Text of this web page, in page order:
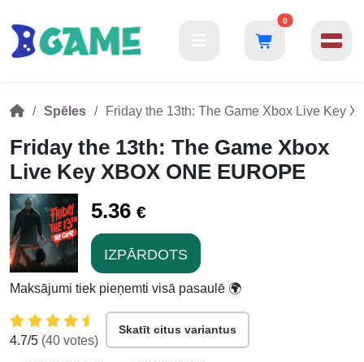
0
Spēles Friday the 13th: The Game Xbox Live Key
Friday the 13th: The Game Xbox
Live Key XBOX ONE EUROPE
5.36 €
IZPĀRDOTS
Maksājumi tiek pieņemti visā pasaulē 🌍
4.7/5 (40 votes)
Skatīt citus variantus